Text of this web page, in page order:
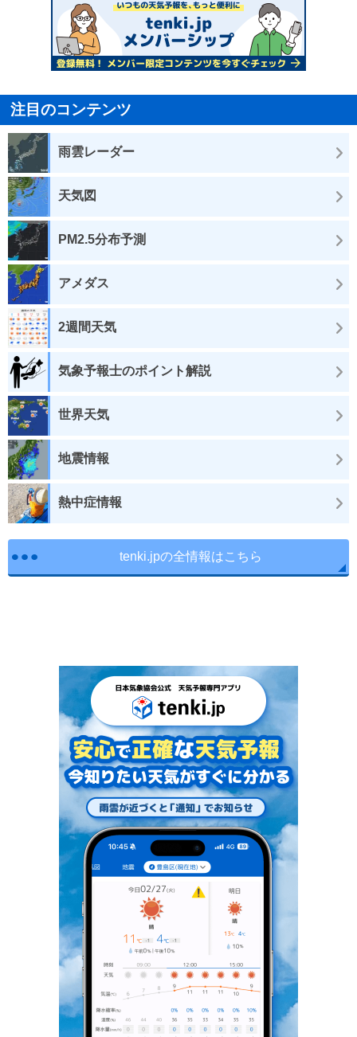
注目のコンテンツ
雨雲レーダー
天気図
PM2.5分布予測
アメダス
2週間天気
気象予報士のポイント解説
世界天気
地震情報
熱中症情報
tenki.jpの全情報はこちら